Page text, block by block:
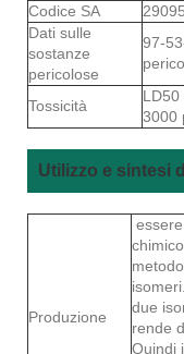
Codice SA
Dati sulle
sostanze
pericolose
97-
Tossicità
LD50
3000
Utilizzo e sintesi
Produzione
due
rende
Quindi